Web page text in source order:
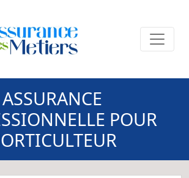
ASSURANCE
POUR